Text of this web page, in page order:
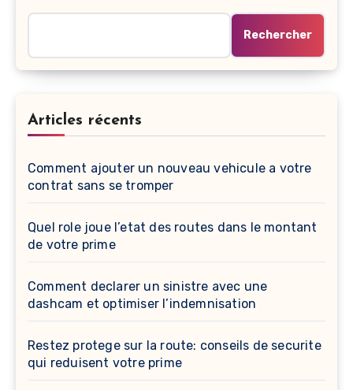
Rechercher
Articles récents
Comment ajouter un nouveau vehicule a votre
contrat sans se tromper
Quel role joue l’etat des routes dans le montant
de votre prime
Comment declarer un sinistre avec une
dashcam et optimiser l’indemnisation
Restez protege sur la route: conseils de securite
qui reduisent votre prime